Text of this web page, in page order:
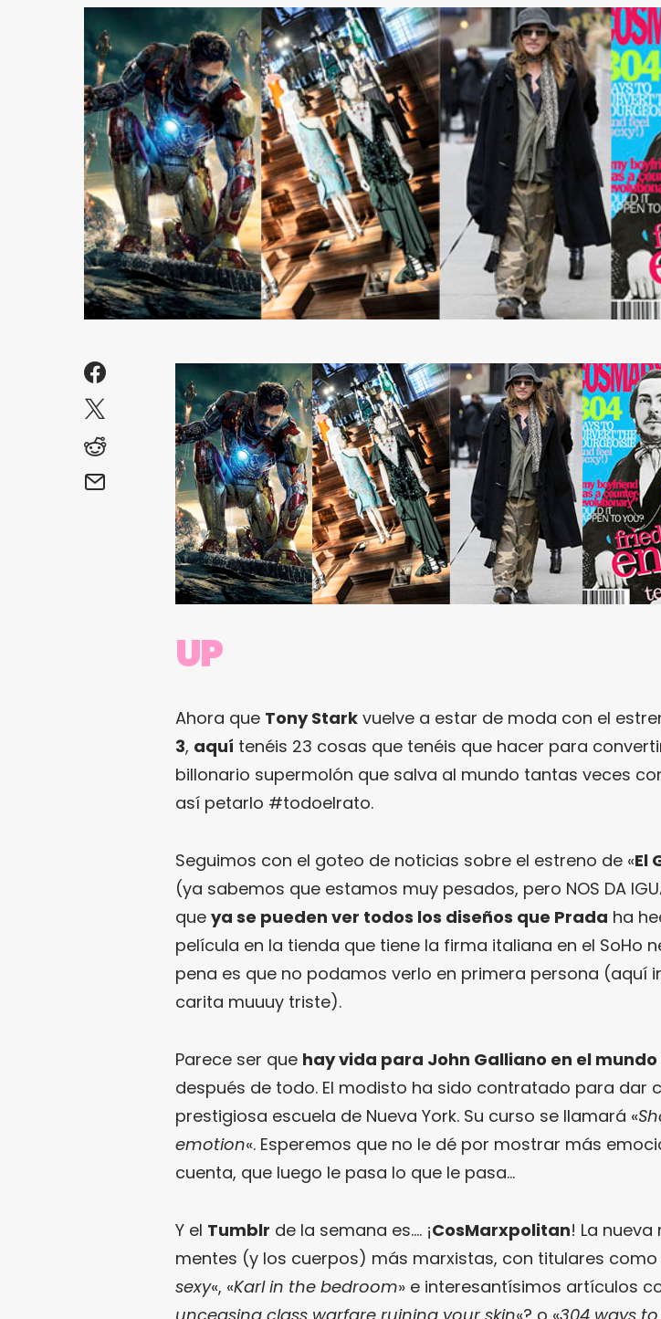
UP
Ahora que Tony Stark vuelve a estar de moda con el
3, aquí tenéis 23 cosas que tenéis que hacer para
billonario supermolón que salva al mundo tantas veces
así petarlo #todoelrato.
Seguimos con el goteo de noticias sobre el estreno de «El
(ya sabemos que estamos muy pesados, pero NOS DA
que ya se pueden ver todos los diseños que Prada ha
película en la tienda que tiene la firma italiana en el SoHo
pena es que no podamos verlo en primera persona (aquí
carita muuuy triste).
Parece ser que hay vida para John Galliano en el
después de todo. El modisto ha sido contratado para dar
prestigiosa escuela de Nueva York. Su curso se llamará «
emotion«. Esperemos que no le dé por mostrar más
cuenta, que luego le pasa lo que le pasa…
Y el Tumblr de la semana es…. ¡CosMarxpolitan! La
mentes (y los cuerpos) más marxistas, con titulares como
sexy«, «Karl in the bedroom» e interesantísimos artículos